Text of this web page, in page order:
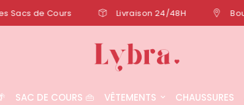
Livraison 24/48H Boutique Rennaise
SAC DE COURS 👜 VÊTEMENTS CHAUSSURES